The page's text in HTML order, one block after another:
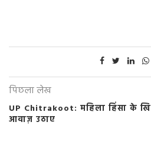
पिछला लेख
UP Chitrakoot: महिला हिंसा के
आवाज़ उठाए